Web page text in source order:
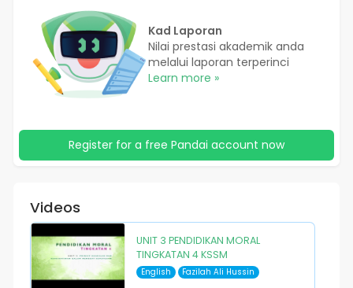
Kad Laporan
Nilai prestasi akademik anda
melalui laporan terperinci
Learn more »
Register for a free Pandai account now
Videos
UNIT 3 PENDIDIKAN MORAL
TINGKATAN 4 KSSM
English Fazilah Ali Hussin